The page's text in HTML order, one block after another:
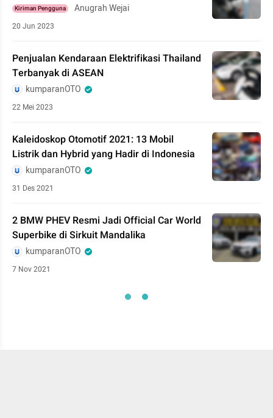
Kiriman Pengguna Anugrah Wejai
20 Jun 2023
Penjualan Kendaraan Elektrifikasi Thailand
Terbanyak di ASEAN
kumparanOTO
22 Mei 2023
Kaleidoskop Otomotif 2021: 13 Mobil
Listrik dan Hybrid yang Hadir di Indonesia
kumparanOTO
31 Des 2021
2 BMW PHEV Resmi Jadi Official Car World
Superbike di Sirkuit Mandalika
kumparanOTO
7 Nov 2021